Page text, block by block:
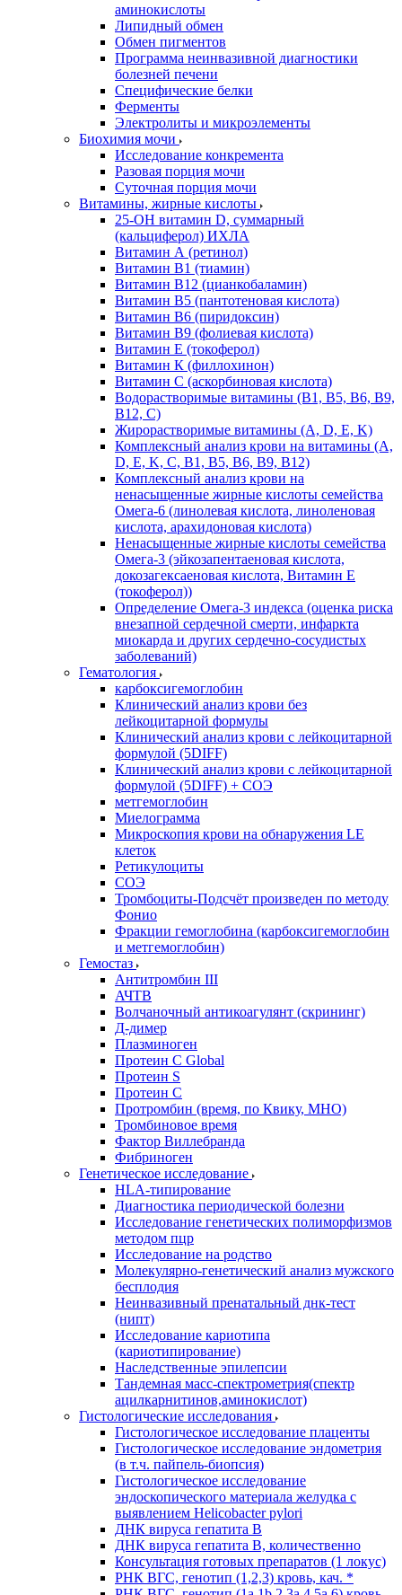
аминокислоты
Липидный обмен
Обмен пигментов
Программа неинвазивной диагностики
болезней печени
Специфические белки
Ферменты
Электролиты и микроэлементы
Биохимия мочи
Исследование конкремента
Разовая порция мочи
Суточная порция мочи
Витамины, жирные кислоты
25-OH витамин D, суммарный
(кальциферол) ИХЛА
Витамин А (ретинол)
Витамин В1 (тиамин)
Витамин В12 (цианкобаламин)
Витамин В5 (пантотеновая кислота)
Витамин В6 (пиридоксин)
Витамин В9 (фолиевая кислота)
Витамин Е (токоферол)
Витамин К (филлохинон)
Витамин С (аскорбиновая кислота)
Водорастворимые витамины (B1, B5, B6, В9,
В12, С)
Жирорастворимые витамины (A, D, E, K)
Комплексный анализ крови на витамины (A,
D, E, K, C, B1, B5, B6, В9, B12)
Комплексный анализ крови на
ненасыщенные жирные кислоты семейства
Омега-6 (линолевая кислота, линоленовая
кислота, арахидоновая кислота)
Ненасыщенные жирные кислоты семейства
Омега-3 (эйкозапентаеновая кислота,
докозагексаеновая кислота, Витамин E
(токоферол))
Определение Омега-3 индекса (оценка риска
внезапной сердечной смерти, инфаркта
миокарда и других сердечно-сосудистых
заболеваний)
Гематология
карбоксигемоглобин
Клинический анализ крови без
лейкоцитарной формулы
Клинический анализ крови с лейкоцитарной
формулой (5DIFF)
Клинический анализ крови с лейкоцитарной
формулой (5DIFF) + СОЭ
метгемоглобин
Миелограмма
Микроскопия крови на обнаружения LE
клеток
Ретикулоциты
СОЭ
Тромбоциты-Подсчёт произведен по методу
Фонио
Фракции гемоглобина (карбоксигемоглобин
и метгемоглобин)
Гемостаз
Антитромбин III
АЧТВ
Волчаночный антикоагулянт (скрининг)
Д-димер
Плазминоген
Протеин C Global
Протеин S
Протеин С
Протромбин (время, по Квику, МНО)
Тромбиновое время
Фактор Виллебранда
Фибриноген
Генетическое исследование
HLA-типирование
Диагностика периодической болезни
Исследование генетических полиморфизмов
методом пцр
Исследование на родство
Молекулярно-генетический анализ мужского
бесплодия
Неинвазивный пренатальный днк-тест
(нипт)
Исследование кариотипа
(кариотипирование)
Наследственные эпилепсии
Тандемная масс-спектрометрия(спектр
ацилкарнитинов,аминокислот)
Гистологические исследования
Гистологическое исследование плаценты
Гистологическое исследование эндометрия
(в т.ч. пайпель-биопсия)
Гистологическое исследование
эндоскопического материала желудка с
выявлением Helicobacter pylori
ДНК вируса гепатита B
ДНК вируса гепатита B, количественно
Консультация готовых препаратов (1 локус)
РНК ВГC, генотип (1,2,3) кровь, кач. *